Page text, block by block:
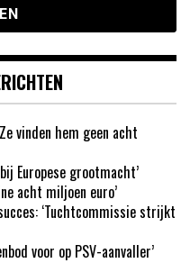
vinden hem geen acht
Europese grootmacht’
acht miljoen euro’
‘Tuchtcommissie strijkt
voor op PSV-aanvaller’